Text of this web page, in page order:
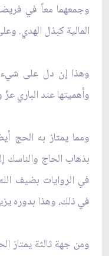
وجمعهما معاً في
المالية كبذل الهدي.
وهذا إن دل على شيء
وأهميتها عند الباري
ومما يمتاز به الحج
بذهاب الحاج والناسك
في الروايات بضيف
في ذلك، وهذا بدوره
ومن جهة ثالثة يمتاز